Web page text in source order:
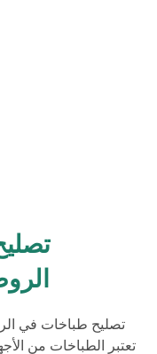
الروضة-
تصليح طباخات في
تعتبر الطباخات من